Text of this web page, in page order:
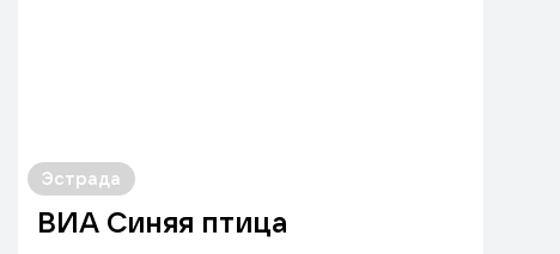
Эстрада
ВИА Синяя птица